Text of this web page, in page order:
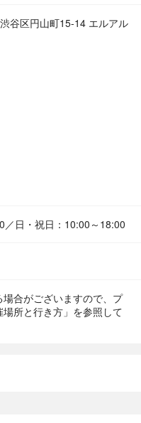
谷区円山町15-14 エルアル
／日・祝日：10:00～18:00
合がございますので、プ
所と行き方」を参照して